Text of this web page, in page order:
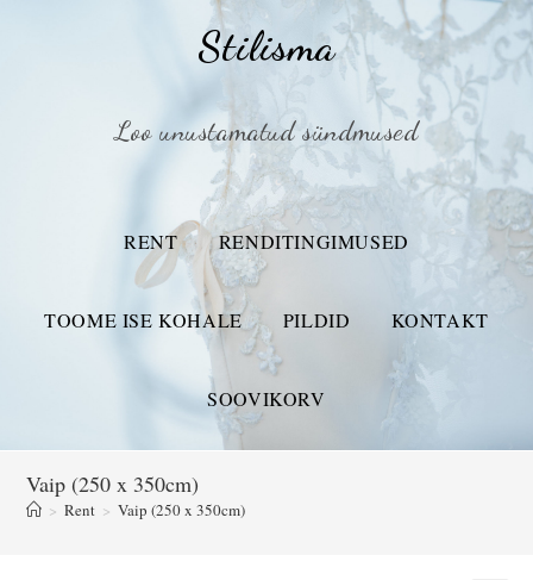
Stilisma
Loo unustamatud sündmused
RENT RENDITINGIMUSED
TOOME ISE KOHALE PILDID KONTAKT
SOOVIKORV
Vaip (250 x 350cm)
> Rent > Vaip (250 x 350cm)